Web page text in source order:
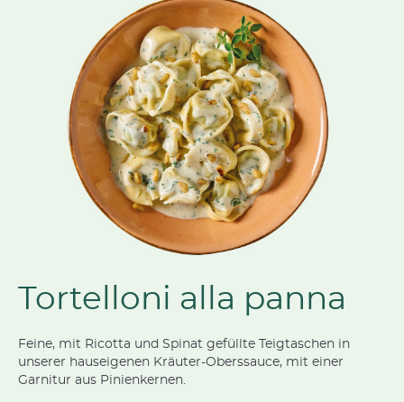
Tortelloni alla panna
Feine, mit Ricotta und Spinat gefüllte Teigtaschen in
unserer hauseigenen Kräuter-Oberssauce, mit einer
Garnitur aus Pinienkernen.